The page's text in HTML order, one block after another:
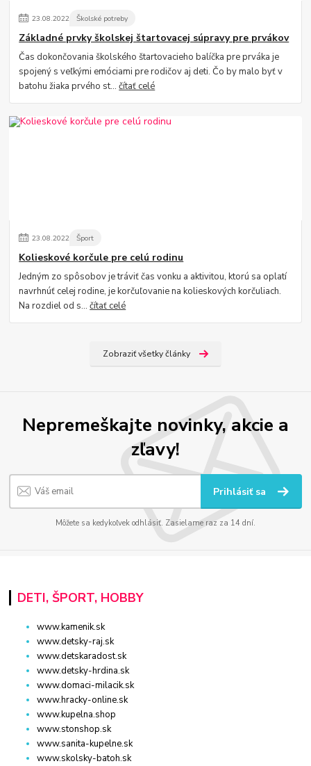
23.08.2022 Školské potreby
Základné prvky školskej štartovacej súpravy pre prvákov
Čas dokončovania školského štartovacieho balíčka pre prváka je
spojený s veľkými emóciami pre rodičov aj deti. Čo by malo byť v
batohu žiaka prvého st...čítať celé
23.08.2022 Šport
Kolieskové korčule pre celú rodinu
Jedným zo spôsobov je tráviť čas vonku a aktivitou, ktorú sa oplatí
navrhnúť celej rodine, je korčuľovanie na kolieskových korčuliach.
Na rozdiel od s...čítať celé
Zobraziť všetky články
Nepremeškajte novinky, akcie a
zľavy!
Prihlásiť sa
Môžete sa kedykoľvek odhlásiť. Zasielame raz za 14 dní.
DETI, ŠPORT, HOBBY
www.kamenik.sk
www.detsky-raj.sk
www.detskaradost.sk
www.detsky-hrdina.sk
www.domaci-milacik.sk
www.hracky-online.sk
www.kupelna.shop
www.stonshop.sk
www.sanita-kupelne.sk
www.skolsky-batoh.sk